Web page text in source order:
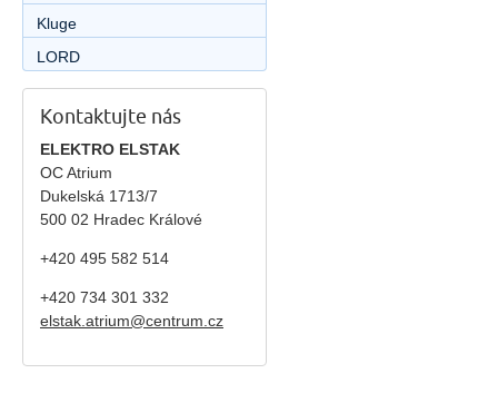
Kluge
LORD
Kontaktujte nás
ELEKTRO ELSTAK
OC Atrium
Dukelská 1713/7
500 02 Hradec Králové
+420 495 582 514
+420 734 301 332
elstak.atrium@centrum.cz